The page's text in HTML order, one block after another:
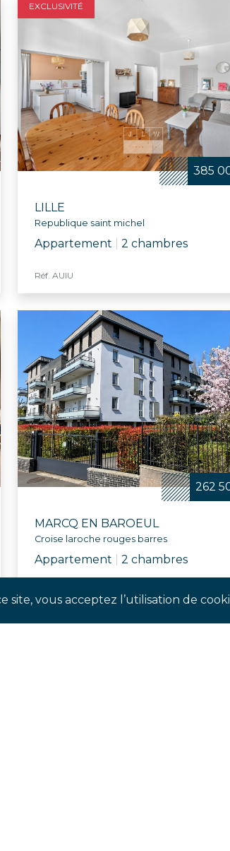
vous acceptez l’utilisation de
EXCLUSIVITÉ
385
LILLE
Republique saint michel
Appartement 2 chambres
Réf. AUIU
262
MARCQ EN BAROEUL
Croise laroche rouges barres
Appartement 2 chambres